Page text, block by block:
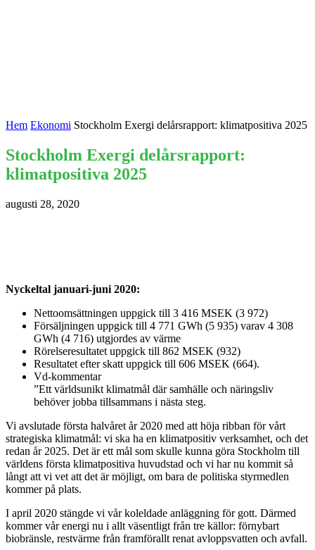
Hem Ekonomi Stockholm Exergi delårsrapport: klimatpositiva 2025
Stockholm Exergi delårsrapport:
klimatpositiva 2025
augusti 28, 2020
Nyckeltal januari-juni 2020:
Nettoomsättningen uppgick till 3 416 MSEK (3 972)
Försäljningen uppgick till 4 771 GWh (5 935) varav 4 308
GWh (4 716) utgjordes av värme
Rörelseresultatet uppgick till 862 MSEK (932)
Resultatet efter skatt uppgick till 606 MSEK (664).
Vd-kommentar
”Ett världsunikt klimatmål där samhälle och näringsliv
behöver jobba tillsammans i nästa steg.
Vi avslutade första halvåret år 2020 med att höja ribban för vårt
strategiska klimatmål: vi ska ha en klimatpositiv verksamhet, och det
redan år 2025. Det är ett mål som skulle kunna göra Stockholm till
världens första klimatpositiva huvudstad och vi har nu kommit så
långt att vi vet att det är möjligt, om bara de politiska styrmedlen
kommer på plats.
I april 2020 stängde vi vår koleldade anläggning för gott. Därmed
kommer vår energi nu i allt väsentligt från tre källor: förnybart
biobränsle, restvärme från framförallt renat avloppsvatten och avfall.